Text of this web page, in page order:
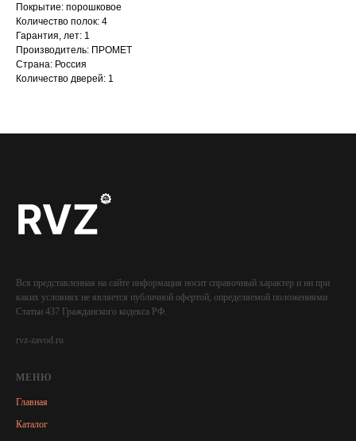
Покрытие: порошковое
Количество полок: 4
Гарантия, лет: 1
Производитель: ПРОМЕТ
Страна: Россия
Количество дверей: 1
Вся представленная на сайте информация носит справочный характер и ни при
каких условиях не является публичной офертой, определяемой положениями
Статьи 437 Гражданского кодекса РФ.
rvz-zavod.ru
МЕНЮ
Главная
Каталог